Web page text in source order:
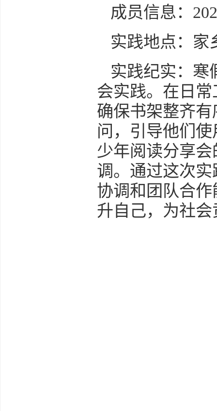
成员信息：
实践地点：家
实践纪实：寒
会实践。在日
确保书架整齐
问，引导他们
少年阅读分享
调。通过这次
协调和团队合
升自己，为社